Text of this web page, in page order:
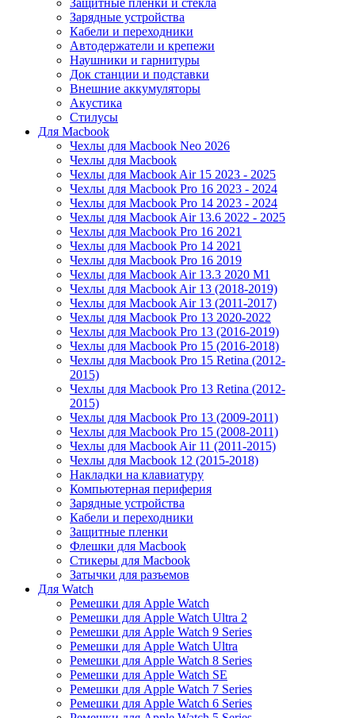
Защитные пленки и стекла
Зарядные устройства
Кабели и переходники
Автодержатели и крепежи
Наушники и гарнитуры
Док станции и подставки
Внешние аккумуляторы
Акустика
Стилусы
Для Macbook
Чехлы для Macbook Neo 2026
Чехлы для Macbook
Чехлы для Macbook Air 15 2023 - 2025
Чехлы для Macbook Pro 16 2023 - 2024
Чехлы для Macbook Pro 14 2023 - 2024
Чехлы для Macbook Air 13.6 2022 - 2025
Чехлы для Macbook Pro 16 2021
Чехлы для Macbook Pro 14 2021
Чехлы для Macbook Pro 16 2019
Чехлы для Macbook Air 13.3 2020 M1
Чехлы для Macbook Air 13 (2018-2019)
Чехлы для Macbook Air 13 (2011-2017)
Чехлы для Macbook Pro 13 2020-2022
Чехлы для Macbook Pro 13 (2016-2019)
Чехлы для Macbook Pro 15 (2016-2018)
Чехлы для Macbook Pro 15 Retina (2012-
2015)
Чехлы для Macbook Pro 13 Retina (2012-
2015)
Чехлы для Macbook Pro 13 (2009-2011)
Чехлы для Macbook Pro 15 (2008-2011)
Чехлы для Macbook Air 11 (2011-2015)
Чехлы для Macbook 12 (2015-2018)
Накладки на клавиатуру
Компьютерная периферия
Зарядные устройства
Кабели и переходники
Защитные пленки
Флешки для Macbook
Стикеры для Macbook
Затычки для разъемов
Для Watch
Ремешки для Apple Watch
Ремешки для Apple Watch Ultra 2
Ремешки для Apple Watch 9 Series
Ремешки для Apple Watch Ultra
Ремешки для Apple Watch 8 Series
Ремешки для Apple Watch SE
Ремешки для Apple Watch 7 Series
Ремешки для Apple Watch 6 Series